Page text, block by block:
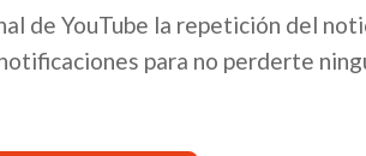
de YouTube la repetición del
para no perderte